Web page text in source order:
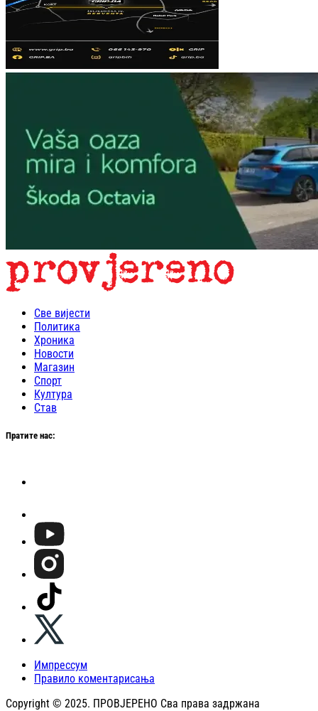
Све вијести
Политика
Хроника
Новости
Магазин
Спорт
Култура
Став
Пратите нас:
Импрессум
Правило коментарисања
Copyright © 2025. ПРОВЈЕРЕНО Сва права задржана